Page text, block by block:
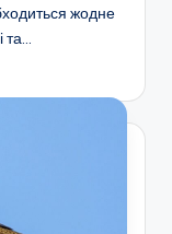
жодне
та…